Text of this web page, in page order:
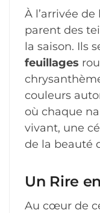
À l’arrivée
parent des
la saison. Ils
feuillages
couleurs
où chaque
vivant, une
de la beauté
Un Rire
Au cœur de